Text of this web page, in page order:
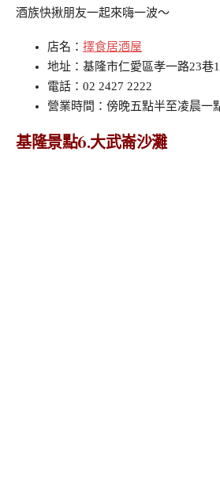
酒族快揪朋友一起來嗨一波～
店名： 擇食居酒屋
地址：基隆市仁愛區孝一路23巷
電話：02 2427 2222
營業時間：傍晚五點半至凌晨一
基隆景點6.大武崙沙灘